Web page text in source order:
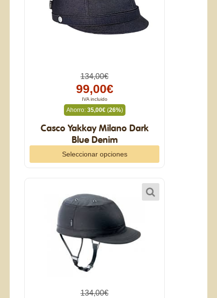
134,00€
99,00€
IVA incluido
Ahorro: 35,00€(26%)
Casco Yakkay Milano Dark
Blue Denim
Seleccionar opciones
134,00€